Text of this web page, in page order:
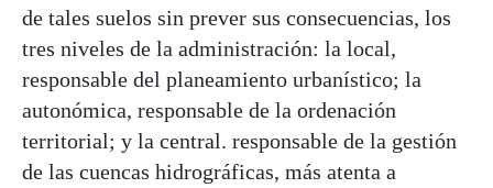
de tales suelos sin prever sus consecuencias, los
tres niveles de la administración: la local,
responsable del planeamiento urbanístico; la
autonómica, responsable de la ordenación
territorial; y la central. responsable de la gestión
de las cuencas hidrográficas, más atenta a